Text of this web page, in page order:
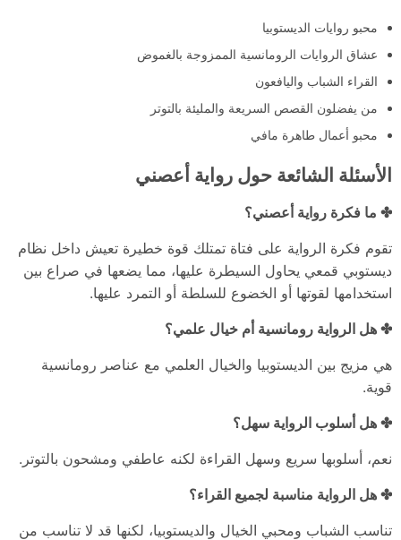
محبو روايات الديستوبيا
عشاق الروايات الرومانسية الممزوجة بالغموض
القراء الشباب واليافعون
من يفضلون القصص السريعة والمليئة بالتوتر
محبو أعمال طاهرة مافي
الأسئلة الشائعة حول رواية أعصني
✤ ما فكرة رواية أعصني؟
تقوم فكرة الرواية على فتاة تمتلك قوة خطيرة تعيش داخل نظام
ديستوبي قمعي يحاول السيطرة عليها، مما يضعها في صراع بين
استخدامها لقوتها أو الخضوع للسلطة أو التمرد عليها.
✤ هل الرواية رومانسية أم خيال علمي؟
هي مزيج بين الديستوبيا والخيال العلمي مع عناصر رومانسية
قوية.
✤ هل أسلوب الرواية سهل؟
نعم، أسلوبها سريع وسهل القراءة لكنه عاطفي ومشحون بالتوتر.
✤ هل الرواية مناسبة لجميع القراء؟
تناسب الشباب ومحبي الخيال والديستوبيا، لكنها قد لا تناسب من